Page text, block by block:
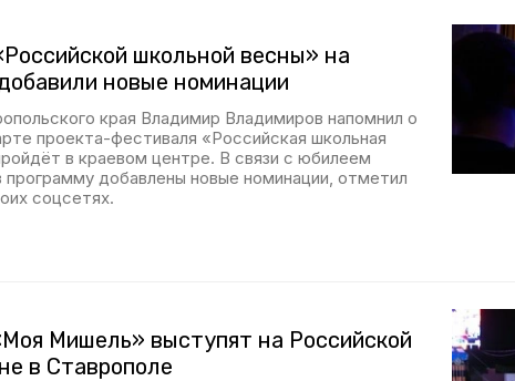
школьной весны» на
новые номинации
края Владимир Владимиров напомнил о
проекта-фестиваля «Российская школьная
в краевом центре. В связи с юбилеем
добавлены новые номинации, отметил
соцсетях.
Мишель» выступят на Российской
в Ставрополе